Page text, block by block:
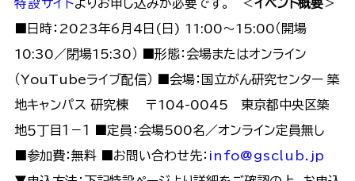
特設サイトよりお申し込みが必要です。 ＜イベント概要＞
■日時：2023年6月4日(日) 11:00～15:00（開場
10:30／閉場15:30） ■形態：会場またはオンライン
（YouTubeライブ配信） ■会場：国立がん研究センター 築
地キャンパス 研究棟 〒104-0045 東京都中央区築
地５丁目１－１ ■定員：会場500名／オンライン定員無し
■参加費：無料 ■お問い合わせ先： info@gsclub.jp